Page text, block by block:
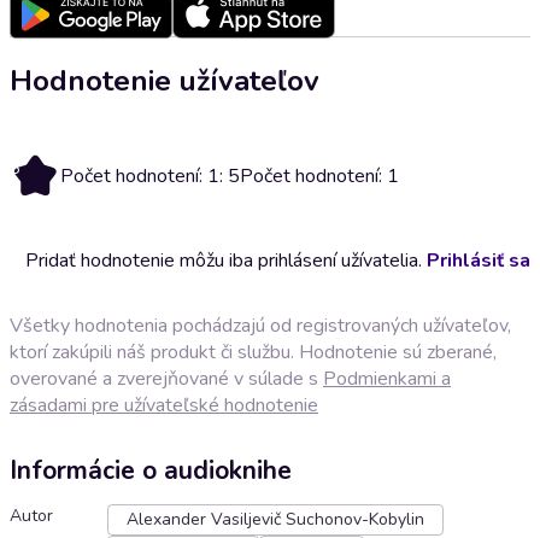
Hodnotenie užívateľov
5 Počet hodnotení: 1: 5Počet hodnotení: 1
Pridať hodnotenie môžu iba prihlásení užívatelia. Prihlásiť sa
Všetky hodnotenia pochádzajú od registrovaných užívateľov,
ktorí zakúpili náš produkt či službu. Hodnotenie sú zberané,
overované a zverejňované v súlade s Podmienkami a
zásadami pre užívateľské hodnotenie
Informácie o audioknihe
Autor
Alexander Vasiljevič Suchonov-Kobylin